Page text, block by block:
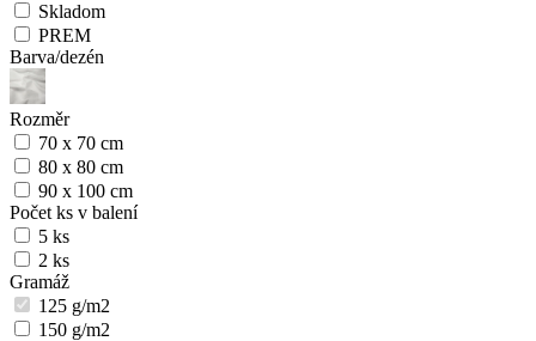
Skladom
PREM
Barva/dezén
Rozměr
70 x 70 cm
80 x 80 cm
90 x 100 cm
Počet ks v balení
5 ks
2 ks
Gramáž
125 g/m2
150 g/m2